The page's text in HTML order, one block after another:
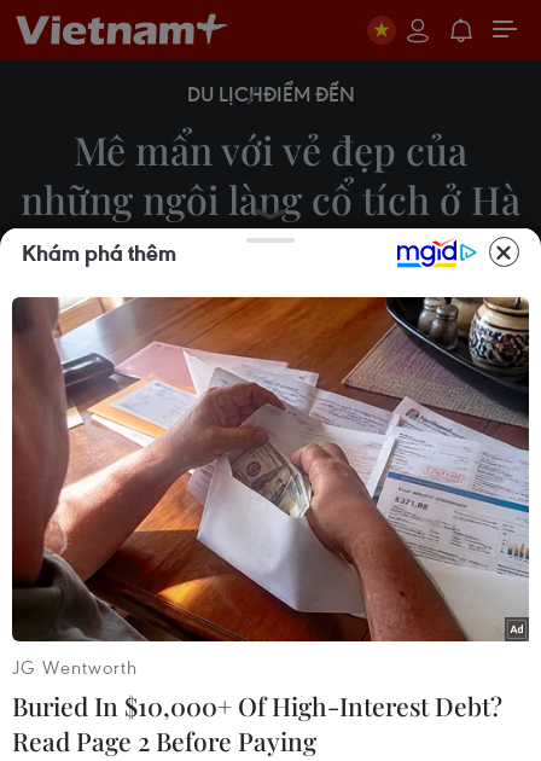
DU LỊCHĐIỂM ĐẾN
Mê mẩn với vẻ đẹp của
những ngôi làng cổ tích ở Hà
Lan
20/04/2022 01:29
Không chỉ nổi tiếng với cối xay gió và những cánh
đồng hoa tulip tuyệt đẹp, đất nước Hà Lan còn
cuốn hút du khách bởi những ngôi làng cổ đẹp
như trong những câu chuyện cổ tích.
Khám phá thêm
JG Wentworth
Buried In $10,000+ Of High-Interest Debt?
Read Page 2 Before Paying